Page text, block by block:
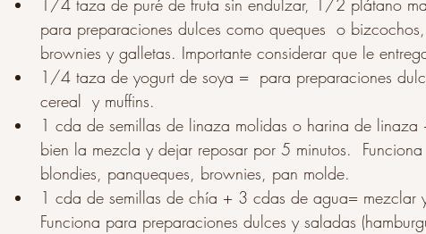
1/4 taza de puré de fruta sin endulzar, 1/2 plátano
para preparaciones dulces como queques  o
brownies y galletas. Importante considerar que le
1/4 taza de yogurt de soya =  para preparaciones
cereal  y muffins.
1 cda de semillas de linaza molidas o harina de
bien la mezcla y dejar reposar por 5 minutos.
blondies, panqueques, brownies, pan molde.
1 cda de semillas de chía + 3 cdas de agua= mezclar
Funciona para preparaciones dulces y saladas